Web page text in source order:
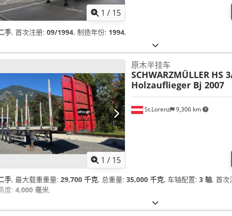
1 / 15
手, 首次注册: 09/1994, 制造年份: 1994,
1 / 15
St.Lorenz 9,306 km
原木半挂车
SCHWARZMÜLLER HS
Holzauflieger Bj 2007
手, 最大载重重量: 29,700 千克, 总重量: 35,000 千克, 车轴配置: 3 轴, 首次
度: 4,000 毫米,